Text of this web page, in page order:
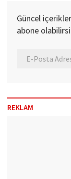
Güncel
abone
REKLAM